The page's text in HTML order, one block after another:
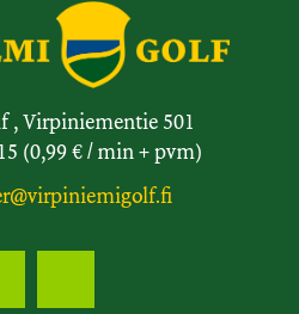
, Virpiniementie 501
(0,99 € / min + pvm)